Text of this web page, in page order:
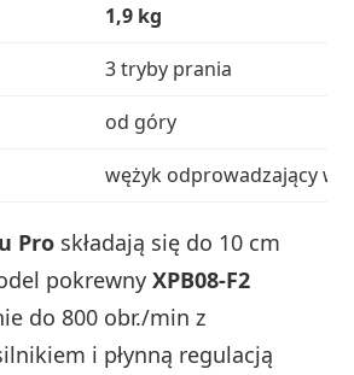
1,9 kg
3 tryby prania
od góry
wężyk odprowadzający
Pro składają się do 10 cm
pokrewnyXPB08-F2
do 800 obr./min z
i płynną regulacją